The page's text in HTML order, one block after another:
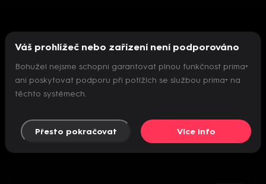
Nepodařilo se inicializovat přehrávač
Váš prohlížeč nebo zařízení není podporováno
Bohužel nejsme schopni garantovat plnou funkčnost prima+
ani poskytovat podporu při potížích se službou prima+ na
těchto systémech.
Přesto pokračovat Více info